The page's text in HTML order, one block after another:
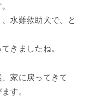
水難救助犬で、と
きましたね。
家に戻ってきて
す。